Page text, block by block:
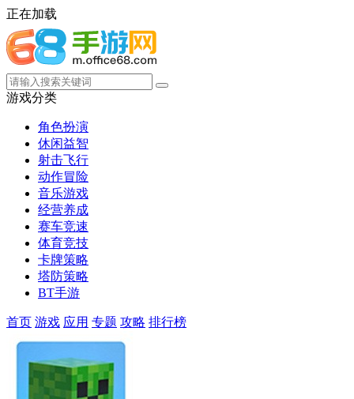
正在加载
游戏分类
角色扮演
休闲益智
射击飞行
动作冒险
音乐游戏
经营养成
赛车竞速
体育竞技
卡牌策略
塔防策略
BT手游
首页 游戏 应用 专题 攻略 排行榜